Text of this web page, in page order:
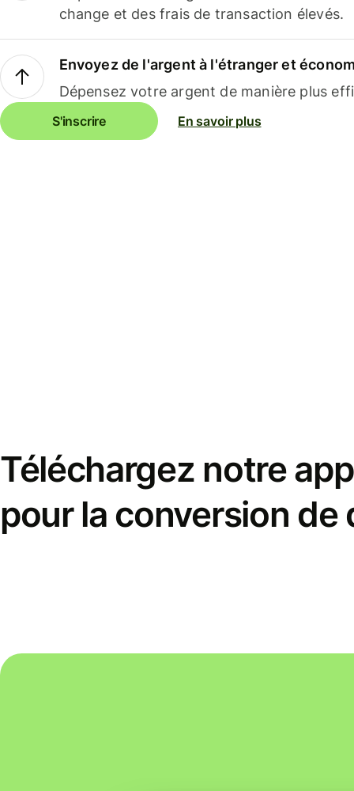
change et des frais de transaction élevés.
Envoyez de l'argent à l'étranger et
Dépensez votre argent de manière plus
S'inscrire En savoir plus
Téléchargez notre
pour la conversion de